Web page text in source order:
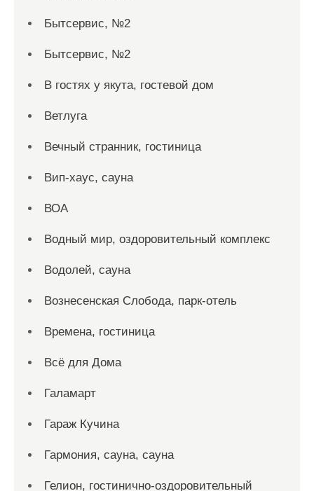
Бытсервис, №2
Бытсервис, №2
В гостях у якута, гостевой дом
Ветлуга
Вечный странник, гостиница
Вип-хаус, сауна
ВОА
Водный мир, оздоровительный комплекс
Водолей, сауна
Вознесенская Слобода, парк-отель
Времена, гостиница
Всё для Дома
Галамарт
Гараж Кучина
Гармония, сауна, сауна
Гелион, гостинично-оздоровительный